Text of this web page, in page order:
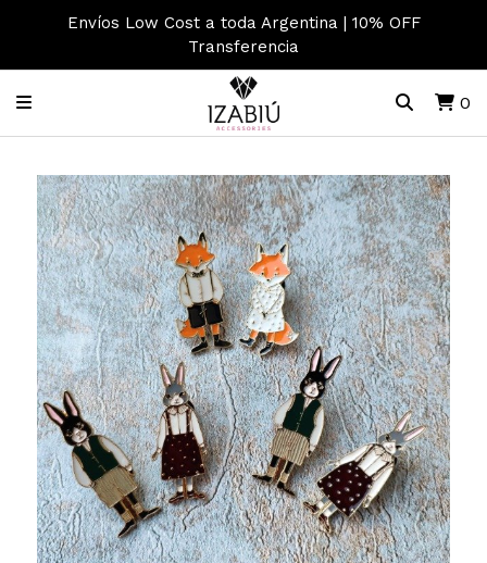
Envíos Low Cost a toda Argentina | 10% OFF
Transferencia
0